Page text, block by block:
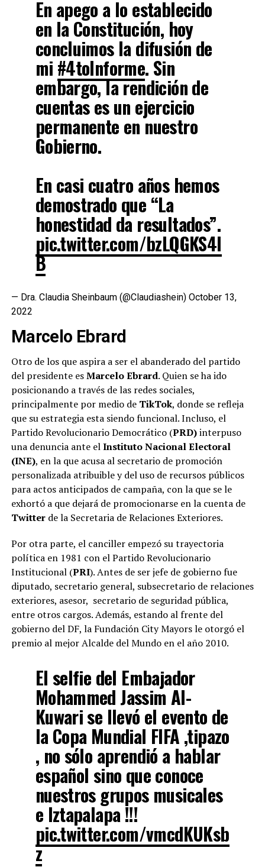
En apego a lo establecido
en la Constitución, hoy
concluimos la difusión de
mi #4toInforme. Sin
embargo, la rendición de
cuentas es un ejercicio
permanente en nuestro
Gobierno.
En casi cuatro años hemos
demostrado que “La
honestidad da resultados”.
pic.twitter.com/bzLQGKS4I
B
— Dra. Claudia Sheinbaum (@Claudiashein) October 13,
2022
Marcelo Ebrard
Otro de los que aspira a ser el abanderado del partido
del presidente esMarcelo Ebrard. Quien se ha ido
posicionando a través de las redes sociales,
principalmente por medio de TikTok, donde se refleja
que su estrategia esta siendo funcional. Incluso, el
Partido Revolucionario Democrático (PRD)interpuso
una denuncia ante elInstituto Nacional Electoral
(INE), en la que acusa al secretario de promoción
personalizada atribuible y del uso de recursos públicos
para actos anticipados de campaña, con la que se le
exhortó a que dejará de promocionarse en la cuenta de
Twitterde la Secretaria de Relaciones Exteriores.
Por otra parte, el canciller empezó su trayectoria
política en 1981 con el Partido Revolucionario
Institucional (PRI). Antes de ser jefe de gobierno fue
diputado, secretario general, subsecretario de relaciones
exteriores, asesor, secretario de seguridad pública,
entre otros cargos. Además, estando al frente del
gobierno del DF, la Fundación City Mayors le otorgó el
premio al mejor Alcalde del Mundo en el año 2010.
El selfie del Embajador
Mohammed Jassim Al-
Kuwari se llevó el evento de
la Copa Mundial FIFA ,tipazo
, no sólo aprendió a hablar
español sino que conoce
nuestros grupos musicales
e Iztapalapa !!!
pic.twitter.com/vmcdKUKsb
z